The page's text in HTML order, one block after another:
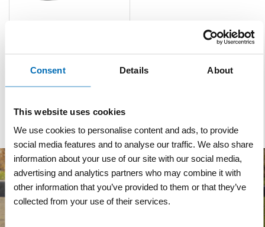
Consent Details About
This website uses cookies
We use cookies to personalise content and ads, to provide
social media features and to analyse our traffic. We also share
information about your use of our site with our social media,
advertising and analytics partners who may combine it with
other information that you’ve provided to them or that they’ve
collected from your use of their services.
€ 179,00